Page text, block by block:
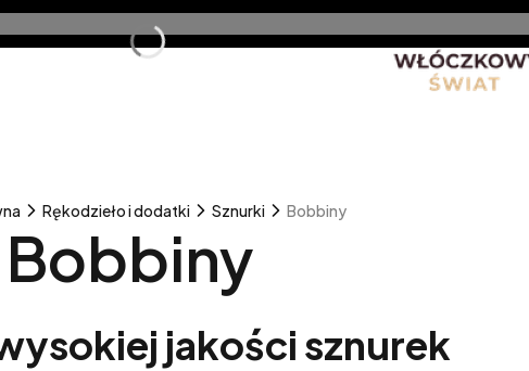
Promocje
Zobacz szczegóły
Rękodzieło i dodatki Sznurki Bobbiny
Bobbiny
jakości sznurek